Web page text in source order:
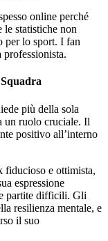
online perché
le statistiche non
per lo sport. I fan
professionista.
più della sola
un ruolo cruciale. Il
positivo all’interno
fiducioso e ottimista,
espressione
partite difficili. Gli
resilienza mentale, e
il suo